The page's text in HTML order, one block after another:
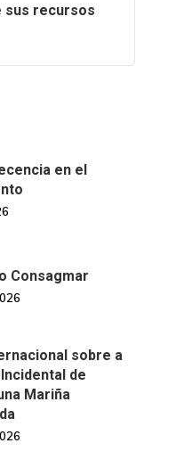
sus recursos
en el
Consagmar
sobre a
de
Mariña